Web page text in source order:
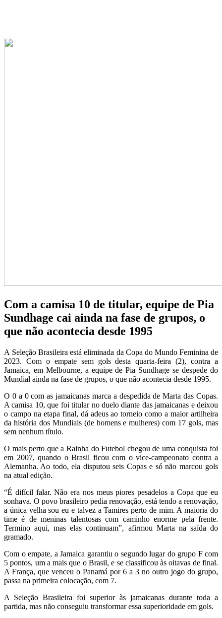
Com a camisa 10 de titular, equipe de Pia
Sundhage cai ainda na fase de grupos, o
que não acontecia desde 1995
A Seleção Brasileira está eliminada da Copa do Mundo Feminina de
2023. Com o empate sem gols desta quarta-feira (2), contra a
Jamaica, em Melbourne, a equipe de Pia Sundhage se despede do
Mundial ainda na fase de grupos, o que não acontecia desde 1995.
O 0 a 0 com as jamaicanas marca a despedida de Marta das Copas.
A camisa 10, que foi titular no duelo diante das jamaicanas e deixou
o campo na etapa final, dá adeus ao torneio como a maior artilheira
da história dos Mundiais (de homens e mulheres) com 17 gols, mas
sem nenhum título.
O mais perto que a Rainha do Futebol chegou de uma conquista foi
em 2007, quando o Brasil ficou com o vice-campeonato contra a
Alemanha. Ao todo, ela disputou seis Copas e só não marcou gols
na atual edição.
“É difícil falar. Não era nos meus piores pesadelos a Copa que eu
sonhava. O povo brasileiro pedia renovação, está tendo a renovação,
a única velha sou eu e talvez a Tamires perto de mim. A maioria do
time é de meninas talentosas com caminho enorme pela frente.
Termino aqui, mas elas continuam”, afirmou Marta na saída do
gramado.
Com o empate, a Jamaica garantiu o segundo lugar do grupo F com
5 pontos, um a mais que o Brasil, e se classificou às oitavas de final.
A França, que venceu o Panamá por 6 a 3 no outro jogo do grupo,
passa na primeira colocação, com 7.
A Seleção Brasileira foi superior às jamaicanas durante toda a
partida, mas não conseguiu transformar essa superioridade em gols.